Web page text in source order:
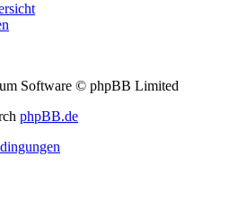
Software © phpBB Limited
phpBB.de